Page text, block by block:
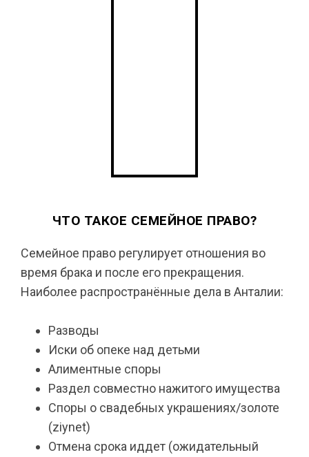
ЧТО ТАКОЕ СЕМЕЙНОЕ ПРАВО?
Семейное право регулирует отношения во
время брака и после его прекращения.
Наиболее распространённые дела в Анталии:
Разводы
Иски об опеке над детьми
Алиментные споры
Раздел совместно нажитого имущества
Споры о свадебных украшениях/золоте
(ziynet)
Отмена срока иддет (ожидательный